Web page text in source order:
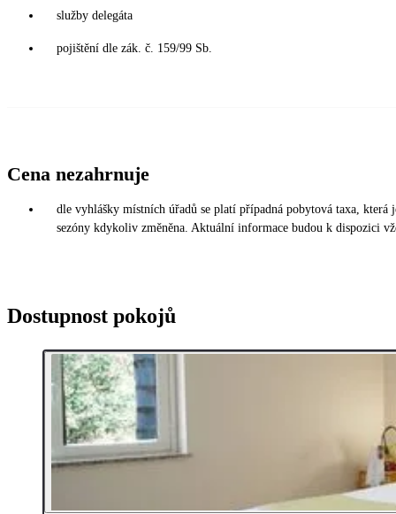
služby delegáta
pojištění dle zák. č. 159/99 Sb.
Cena nezahrnuje
dle vyhlášky místních úřadů se platí případná pobytová taxa,
sezóny kdykoliv změněna. Aktuální informace budou k dispozici
Dostupnost pokojů